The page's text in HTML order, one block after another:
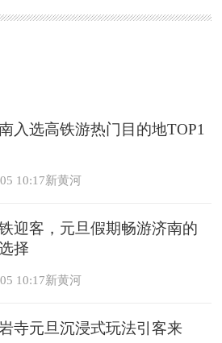
入选高铁游热门目的地TOP1
10:17新黄河
迎客，元旦假期畅游济南的
择
10:17新黄河
寺元旦沉浸式玩法引客来